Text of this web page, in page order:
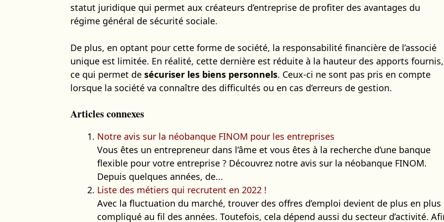
statut juridique qui permet aux créateurs d’entreprise de profiter des avantages du
régime général de sécurité sociale.
De plus, en optant pour cette forme de société, la responsabilité financière de l’associé
unique est limitée. En réalité, cette dernière est réduite à la hauteur des apports fournis,
ce qui permet de sécuriser les biens personnels. Ceux-ci ne sont pas pris en compte
lorsque la société va connaître des difficultés ou en cas d’erreurs de gestion.
Articles connexes
Notre avis sur la néobanque FINOM pour les entreprises
Vous êtes un entrepreneur dans l’âme et vous êtes à la recherche d’une banque
flexible pour votre entreprise ? Découvrez notre avis sur la néobanque FINOM.
Depuis quelques années, de...
Liste des métiers qui recrutent en 2022 !
Avec la fluctuation du marché, trouver des offres d’emploi devient de plus en plus
compliqué au fil des années. Toutefois, cela dépend aussi du secteur d’activité.